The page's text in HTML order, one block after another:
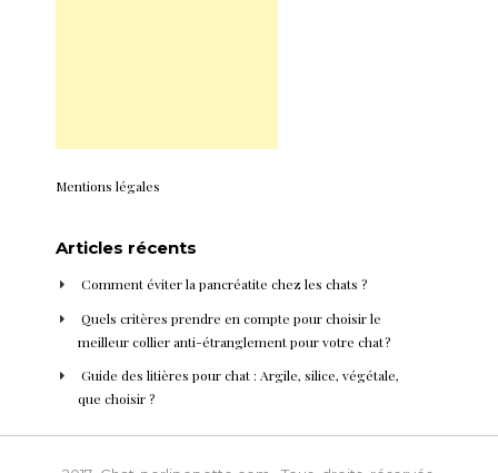
Mentions légales
Articles récents
Comment éviter la pancréatite chez les chats ?
Quels critères prendre en compte pour choisir le
meilleur collier anti-étranglement pour votre chat ?
Guide des litières pour chat : Argile, silice, végétale,
que choisir ?